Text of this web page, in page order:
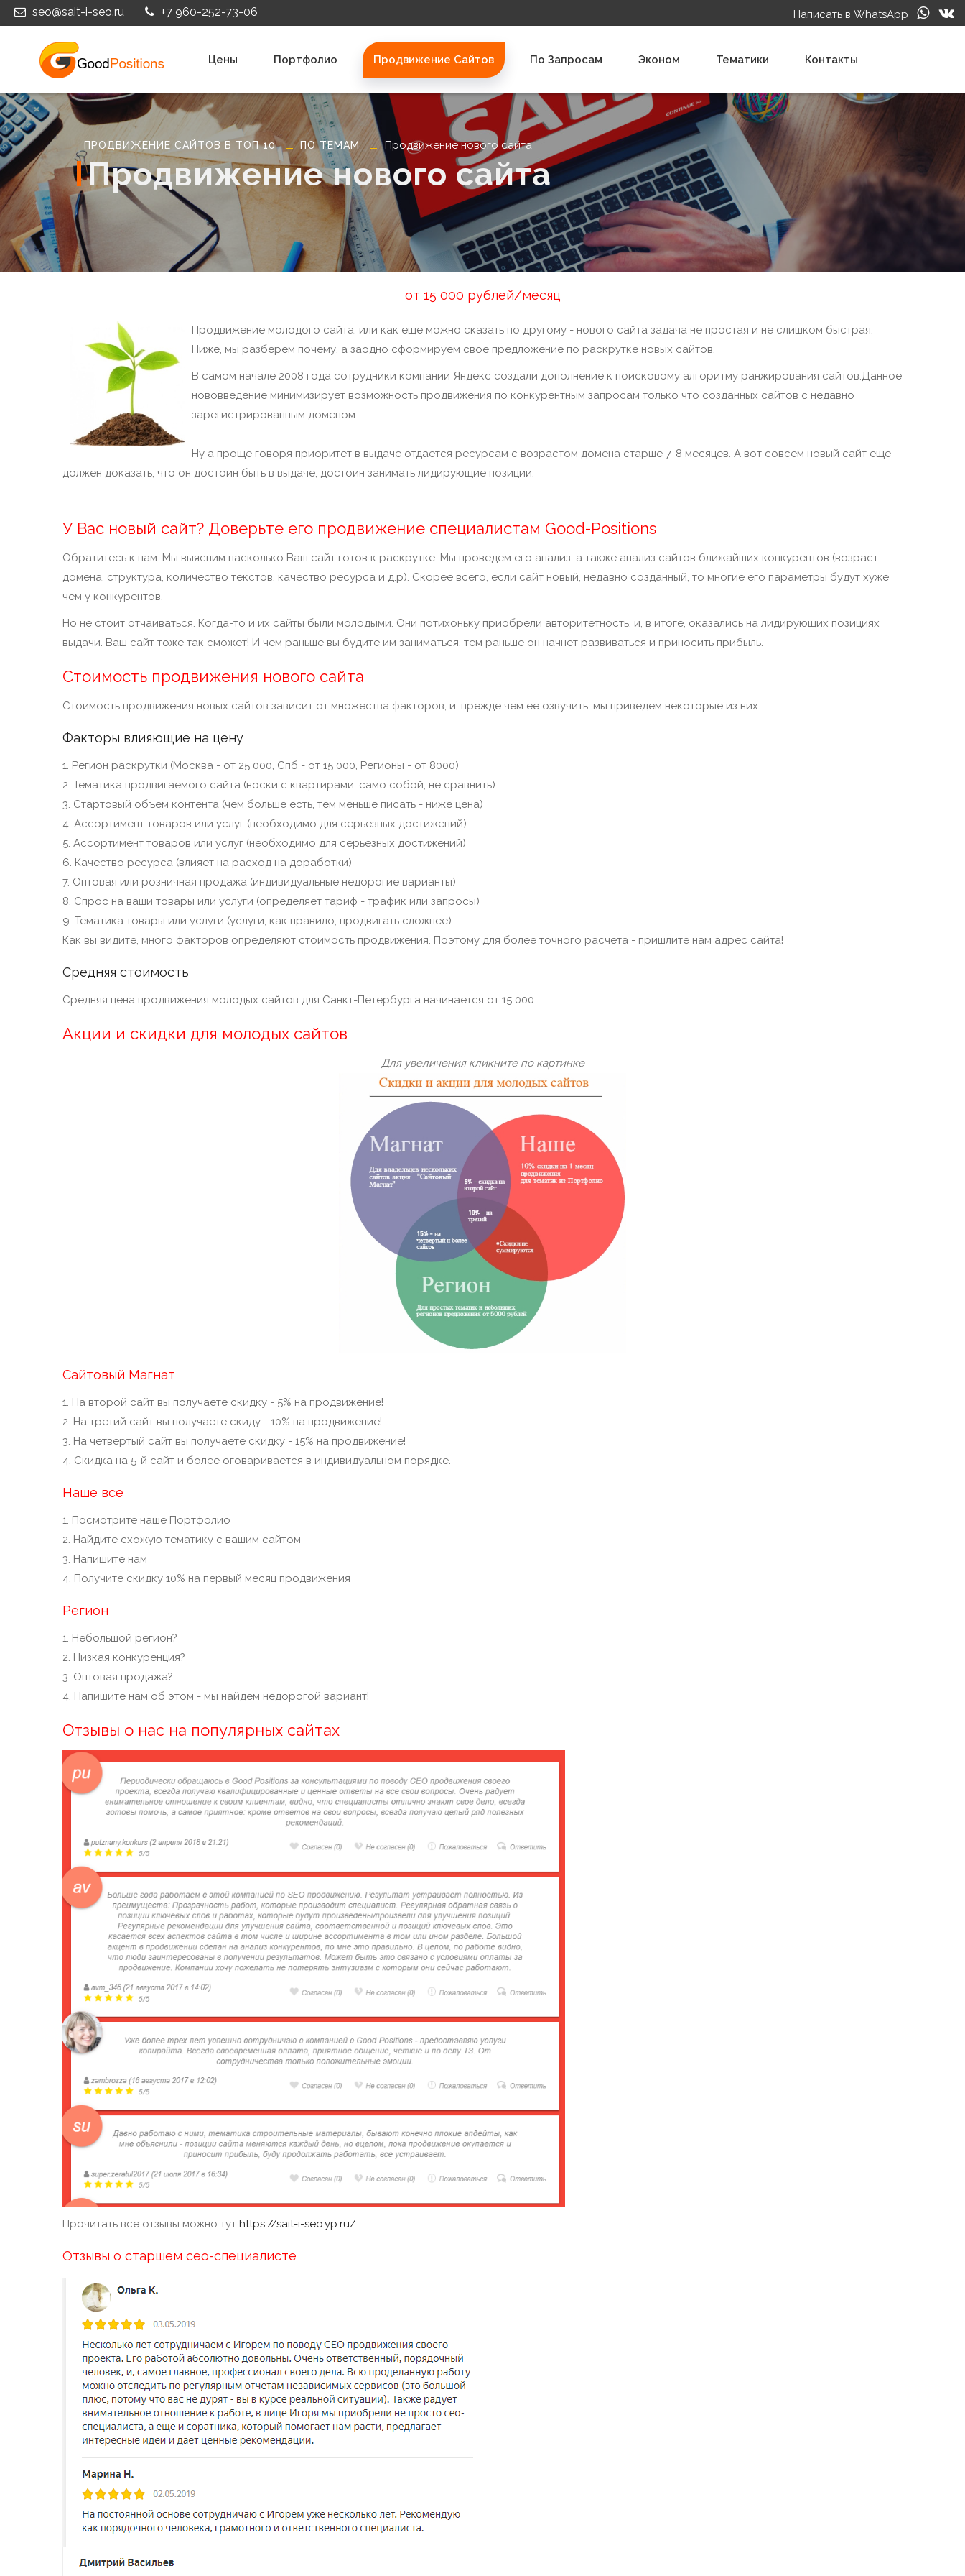
seo@sait-i-seo.ru +7 960-252-73-06 Написать в WhatsApp
Цены Портфолио Продвижение Сайтов По Запросам Эконом Тематики Контакты
ПРОДВИЖЕНИЕ САЙТОВ В ТОП 10 ПО ТЕМАМ Продвижение нового сайта
Продвижение нового сайта
от 15 000 рублей/месяц
Продвижение молодого сайта, или как еще можно сказать по другому - нового сайта задача не простая и не слишком быстрая.
Ниже, мы разберем почему, а заодно сформируем свое предложение по раскрутке новых сайтов.
В самом начале 2008 года сотрудники компании Яндекс создали дополнение к поисковому алгоритму ранжирования сайтов.Данное
нововведение минимизирует возможность продвижения по конкурентным запросам только что созданных сайтов с недавно
зарегистрированным доменом.
Ну а проще говоря приоритет в выдаче отдается ресурсам с возрастом домена старше 7-8 месяцев. А вот совсем новый сайт еще
должен доказать, что он достоин быть в выдаче, достоин занимать лидирующие позиции.
У Вас новый сайт? Доверьте его продвижение специалистам Good-Positions
Обратитесь к нам. Мы выясним насколько Ваш сайт готов к раскрутке. Мы проведем его анализ, а также анализ сайтов ближайших конкурентов (возраст
домена, структура, количество текстов, качество ресурса и д.р). Скорее всего, если сайт новый, недавно созданный, то многие его параметры будут хуже
чем у конкурентов.
Но не стоит отчаиваться. Когда-то и их сайты были молодыми. Они потихоньку приобрели авторитетность, и, в итоге, оказались на лидирующих позициях
выдачи. Ваш сайт тоже так сможет! И чем раньше вы будите им заниматься, тем раньше он начнет развиваться и приносить прибыль.
Стоимость продвижения нового сайта
Стоимость продвижения новых сайтов зависит от множества факторов, и, прежде чем ее озвучить, мы приведем некоторые из них
Факторы влияющие на цену
1. Регион раскрутки (Москва - от 25 000, Спб - от 15 000, Регионы - от 8000)
2. Тематика продвигаемого сайта (носки с квартирами, само собой, не сравнить)
3. Стартовый объем контента (чем больше есть, тем меньше писать - ниже цена)
4. Ассортимент товаров или услуг (необходимо для серьезных достижений)
5. Ассортимент товаров или услуг (необходимо для серьезных достижений)
6. Качество ресурса (влияет на расход на доработки)
7. Оптовая или розничная продажа (индивидуальные недорогие варианты)
8. Спрос на ваши товары или услуги (определяет тариф - трафик или запросы)
9. Тематика товары или услуги (услуги, как правило, продвигать сложнее)
Как вы видите, много факторов определяют стоимость продвижения. Поэтому для более точного расчета - пришлите нам адрес сайта!
Средняя стоимость
Средняя цена продвижения молодых сайтов для Санкт-Петербурга начинается от 15 000
Акции и скидки для молодых сайтов
Для увеличения кликните по картинке
Сайтовый Магнат
1. На второй сайт вы получаете скидку - 5% на продвижение!
2. На третий сайт вы получаете скиду - 10% на продвижение!
3. На четвертый сайт вы получаете скидку - 15% на продвижение!
4. Скидка на 5-й сайт и более оговаривается в индивидуальном порядке.
Наше все
1. Посмотрите наше Портфолио
2. Найдите схожую тематику с вашим сайтом
3. Напишите нам
4. Получите скидку 10% на первый месяц продвижения
Регион
1. Небольшой регион?
2. Низкая конкуренция?
3. Оптовая продажа?
4. Напишите нам об этом - мы найдем недорогой вариант!
Отзывы о нас на популярных сайтах
Прочитать все отзывы можно тут https://sait-i-seo.yp.ru/
Отзывы о старшем сео-специалисте